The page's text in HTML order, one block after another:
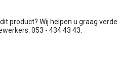
product? Wij helpen u graag
053 - 434 43 43.